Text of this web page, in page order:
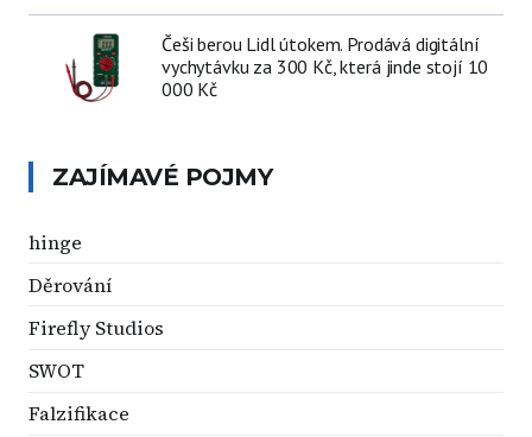
Češi berou Lidl útokem. Prodává digitální
vychytávku za 300 Kč, která jinde stojí 10
000 Kč
ZAJÍMAVÉ POJMY
hinge
Děrování
Firefly Studios
SWOT
Falzifikace